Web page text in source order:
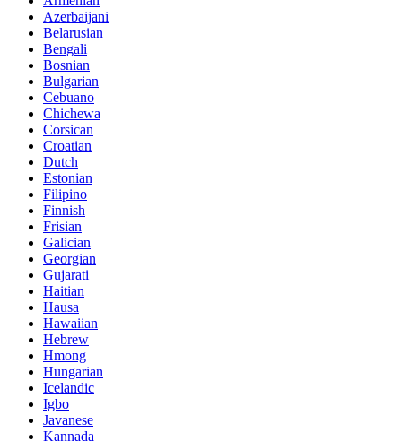
Azerbaijani
Belarusian
Bengali
Bosnian
Bulgarian
Cebuano
Chichewa
Corsican
Croatian
Dutch
Estonian
Filipino
Finnish
Frisian
Galician
Georgian
Gujarati
Haitian
Hausa
Hawaiian
Hebrew
Hmong
Hungarian
Icelandic
Igbo
Javanese
Kannada